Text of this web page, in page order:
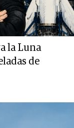
la Luna
de